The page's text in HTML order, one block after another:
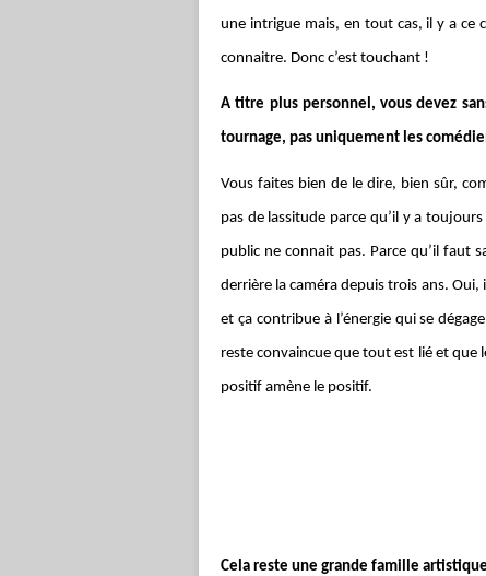
une intrigue mais, en tout cas, il y a ce
connaitre. Donc c’est touchant !
A titre plus personnel, vous devez
tournage, pas uniquement les
Vous faites bien de le dire, bien sûr,
pas de lassitude parce qu’il y a
public ne connait pas. Parce qu’il faut
derrière la caméra depuis trois ans. Oui,
et ça contribue à l’énergie qui se
reste convaincue que tout est lié et que
positif amène le positif.
Cela reste une grande famille